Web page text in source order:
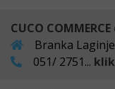
CUCO
Branka
051/ 2751...